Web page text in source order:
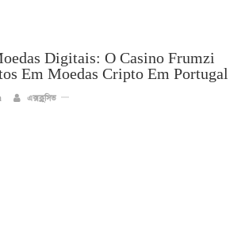
Digitais: O Casino Frumzi
Em Moedas Cripto Em Portugal
এক্সক্লুসিভ